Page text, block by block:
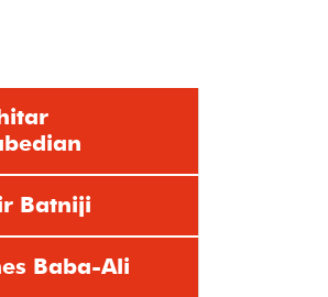
Batniji
Baba-Ali